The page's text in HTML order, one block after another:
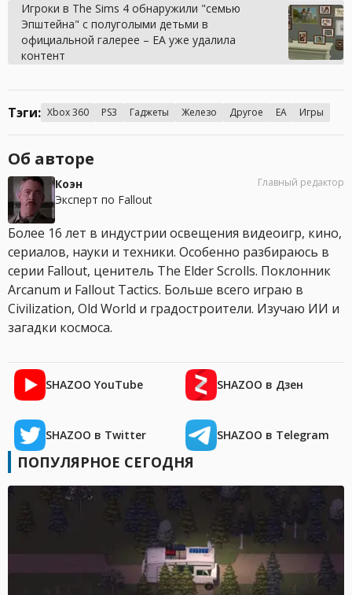
Игроки в The Sims 4 обнаружили "семью
Эпштейна" с полуголыми детьми в
официальной галерее – EA уже удалила
контент
Тэги: Xbox 360 PS3 Гаджеты Железо Другое EA Игры
Об авторе
Коэн
Эксперт по Fallout
Главный редактор
Более 16 лет в индустрии освещения видеоигр, кино,
сериалов, науки и техники. Особенно разбираюсь в
серии Fallout, ценитель The Elder Scrolls. Поклонник
Arcanum и Fallout Tactics. Больше всего играю в
Civilization, Old World и градостроители. Изучаю ИИ и
загадки космоса.
SHAZOO YouTube SHAZOO в Дзен
SHAZOO в Twitter SHAZOO в Telegram
ПОПУЛЯРНОЕ СЕГОДНЯ